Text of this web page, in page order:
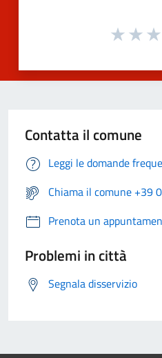
Contatta il comune
Leggi le domande
Chiama il comune +39
Prenota un
Problemi in città
Segnala disservizio